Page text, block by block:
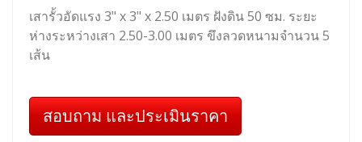
เสารั้วอัดแรง 3" x 3" x 2.50 เมตร ฝังดิน 50 ซม. ระยะ
ห่างระหว่างเสา 2.50-3.00 เมตร ขึงลวดหนามจำนวน 5
เส้น
สอบถาม และประเมินราคา